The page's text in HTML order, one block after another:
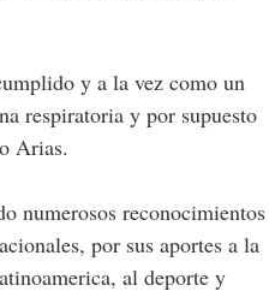
y a la vez como un
respiratoria y por supuesto
Arias.
numerosos reconocimientos
por sus aportes a la
al deporte y